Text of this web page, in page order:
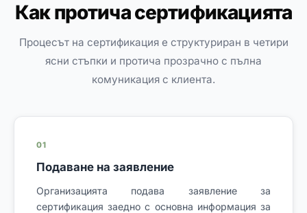
Как протича сертификацията
Процесът на сертификация е структуриран в четири
ясни стъпки и протича прозрачно с пълна
комуникация с клиента.
01
Подаване на заявление
Организацията подава заявление за
сертификация заедно с основна информация за